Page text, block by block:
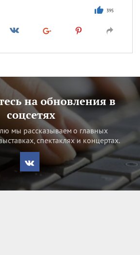
395
на обновления в
соцсетях
мы рассказываем о главных
спектаклях и концертах.